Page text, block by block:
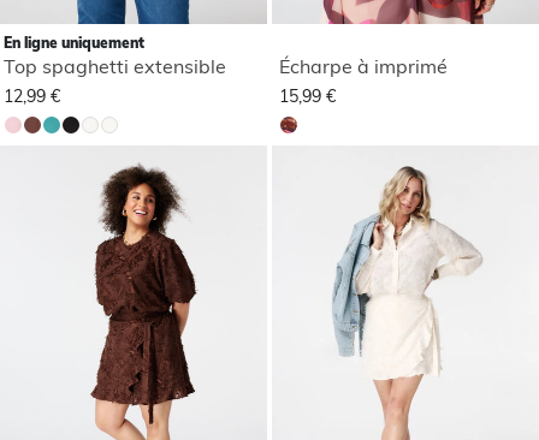
En ligne uniquement
Top spaghetti extensible
12,99 €
Écharpe à imprimé
15,99 €